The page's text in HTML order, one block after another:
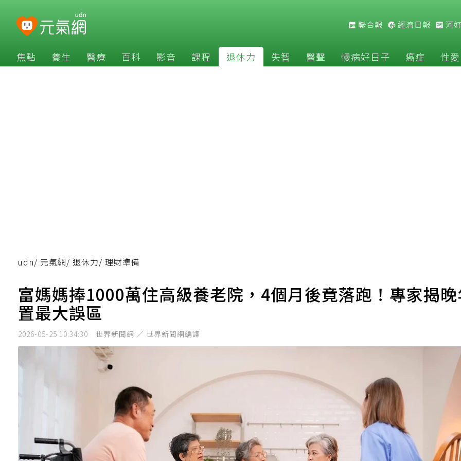
聯合報 經濟日報 河
焦點 養生 醫療 百科 影音 課程 退休力 失智 醫聲 慢病好日子 癌症 性愛
udn/ 元氣網/ 退休力/ 理財準備
富媽媽捧1000萬住高級養老院，4個月後竟落跑！專家揭
置最大誤區
2026-05-25 10:34:30 世界新聞網 ／ 世界新聞網編譯